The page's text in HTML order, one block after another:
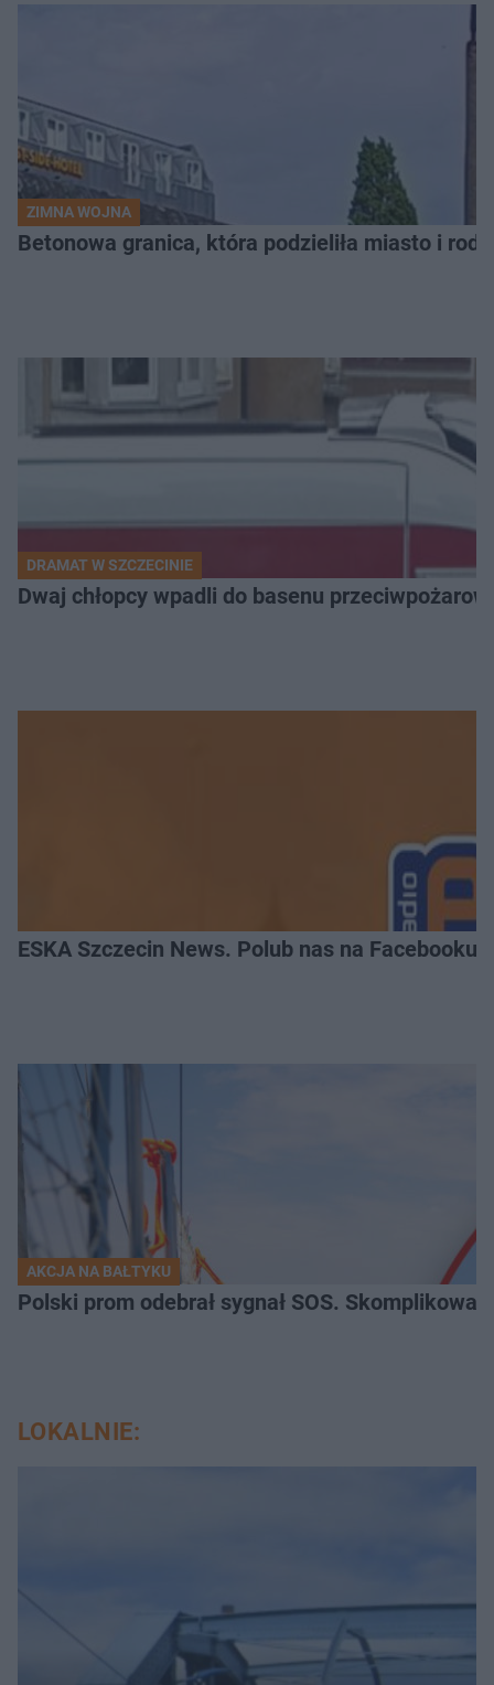
ZIMNA WOJNA
Betonowa granica, która podzieliła miasto i
DRAMAT W SZCZECINIE
Dwaj chłopcy wpadli do basenu
ESKA Szczecin News. Polub nas na Facebooku!
AKCJA NA BAŁTYKU
Polski prom odebrał sygnał SOS.
LOKALNIE: